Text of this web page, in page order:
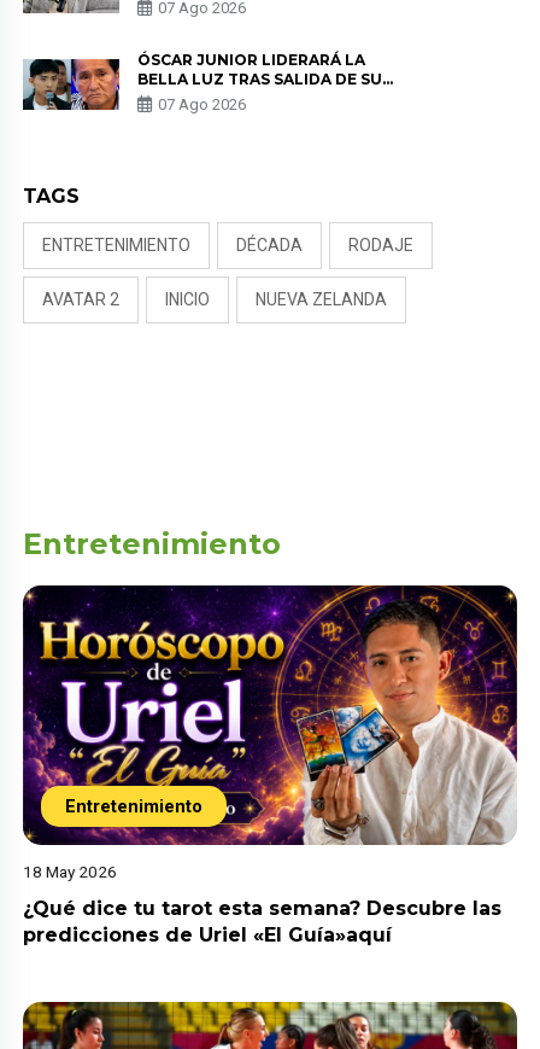
KORINA: “ME ENCONTRARON UN
07 Ago 2026
ÓSCAR JUNIOR LIDERARÁ LA
BELLA LUZ TRAS SALIDA DE SU
PADRE POR POLÉMICA CON
NALDY SALDAÑA
07 Ago 2026
TAGS
ENTRETENIMIENTO DÉCADA RODAJE
AVATAR 2 INICIO NUEVA ZELANDA
Entretenimiento
Entretenimiento
18 May 2026
¿Qué dice tu tarot esta semana? Descubre las
predicciones de Uriel «El Guía»aquí